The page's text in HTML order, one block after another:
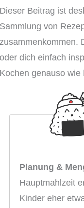
Dieser Beitrag ist
Sammlung von
zusammenkommen.
oder dich einfach
Kochen genauso wie
Planung &
Hauptmahlzeit
Kinder eher